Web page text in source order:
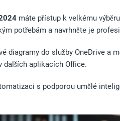
máte přístup k velkému
potřebám a navrhněte je
diagramy do služby OneDrive
dalších aplikacích Office.
s podporou umělé